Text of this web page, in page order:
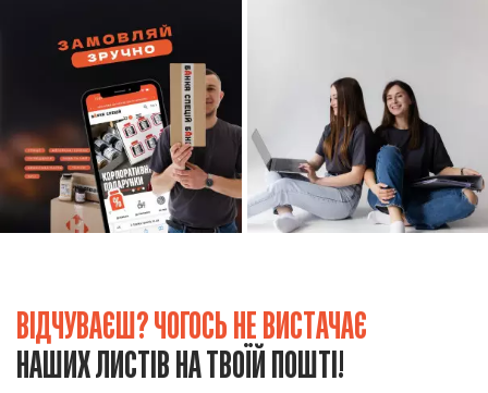
ВІДЧУВАЄШ? ЧОГОСЬ НЕ ВИСТАЧАЄ
НАШИХ ЛИСТІВ НА ТВОЇЙ ПОШТІ!